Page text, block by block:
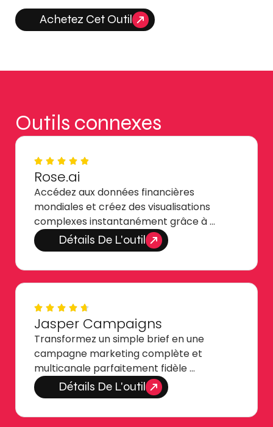
Achetez Cet Outil
Outils connexes
Rose.ai
Accédez aux données financières
mondiales et créez des visualisations
complexes instantanément grâce à …
Détails De L'outil
Jasper Campaigns
Transformez un simple brief en une
campagne marketing complète et
multicanale parfaitement fidèle …
Détails De L'outil